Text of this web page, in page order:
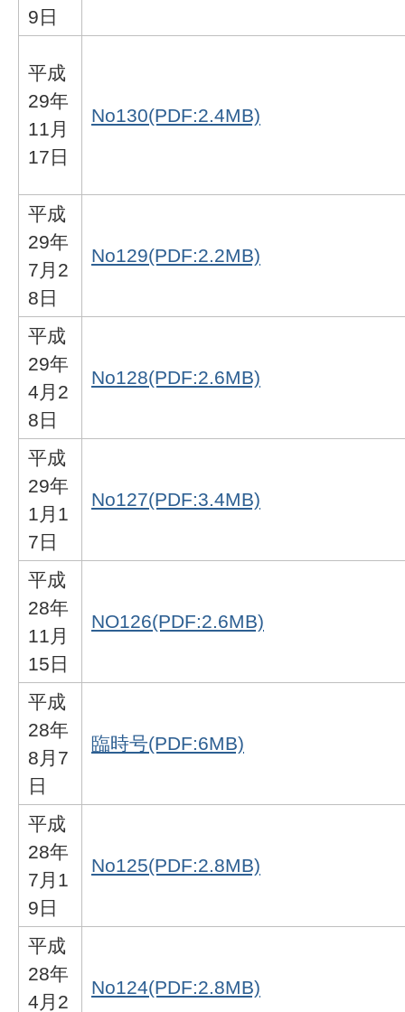
9日
平成
29年
11月
17日
No130(PDF:2.4MB)
平成
29年
7月2
8日
No129(PDF:2.2MB)
平成
29年
4月2
8日
No128(PDF:2.6MB)
平成
29年
1月1
7日
No127(PDF:3.4MB)
平成
28年
11月
15日
NO126(PDF:2.6MB)
平成
28年
8月7
日
臨時号(PDF:6MB)
平成
28年
7月1
9日
No125(PDF:2.8MB)
平成
28年
4月2
No124(PDF:2.8MB)